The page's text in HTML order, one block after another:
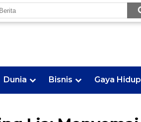
Dunia Bisnis Gaya Hidup